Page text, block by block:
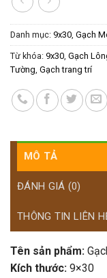
Danh mục: 9x30, Gạch
Từ khóa: 9x30, Gạch
Tường, Gạch trang trí
MÔ TẢ
ĐÁNH GIÁ (0)
THÔNG TIN LIÊN
Tên sản phẩm:
Kích thước: 9×30